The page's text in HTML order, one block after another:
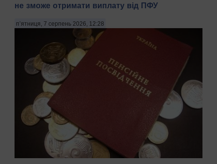
не зможе отримати виплату від ПФУ
п’ятниця, 7 серпень 2026, 12:28